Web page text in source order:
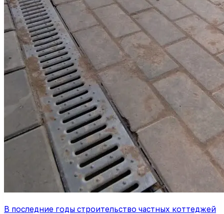
В последние годы строительство частных коттеджей